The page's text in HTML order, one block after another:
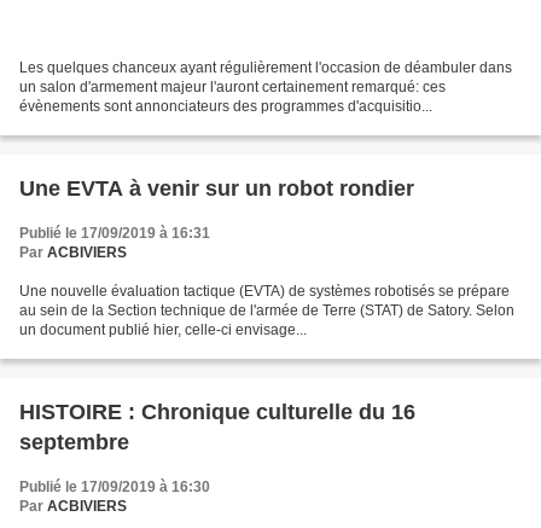
Les quelques chanceux ayant régulièrement l'occasion de déambuler dans
un salon d'armement majeur l'auront certainement remarqué: ces
évènements sont annonciateurs des programmes d'acquisitio...
Une EVTA à venir sur un robot rondier
Publié le 17/09/2019 à 16:31
Par ACBIVIERS
Une nouvelle évaluation tactique (EVTA) de systèmes robotisés se prépare
au sein de la Section technique de l'armée de Terre (STAT) de Satory. Selon
un document publié hier, celle-ci envisage...
HISTOIRE : Chronique culturelle du 16
septembre
Publié le 17/09/2019 à 16:30
Par ACBIVIERS